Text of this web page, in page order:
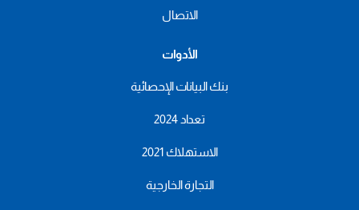
الاتصال
الأدوات
بنك البيانات الإحصائية
تعداد 2024
الاستهلاك 2021
التجارة الخارجية